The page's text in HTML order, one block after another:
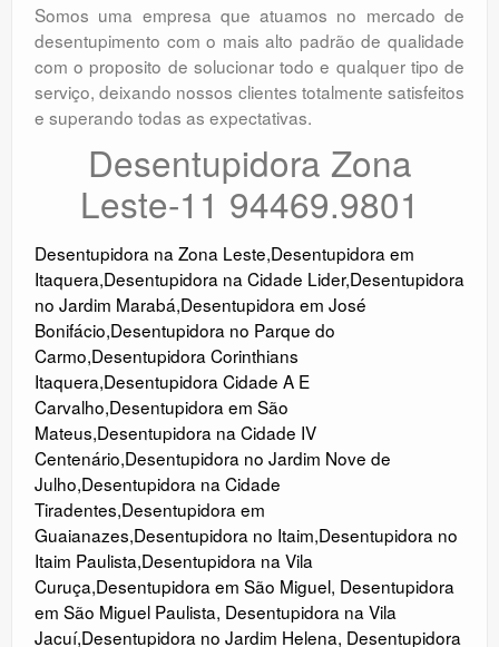
Somos uma empresa que atuamos no mercado de
desentupimento com o mais alto padrão de qualidade
com o proposito de solucionar todo e qualquer tipo de
serviço, deixando nossos clientes totalmente satisfeitos
e superando todas as expectativas.
Desentupidora Zona
Leste-11 94469.9801
Desentupidora na Zona Leste,Desentupidora em
Itaquera,Desentupidora na Cidade Lider,Desentupidora
no Jardim Marabá,Desentupidora em José
Bonifácio,Desentupidora no Parque do
Carmo,Desentupidora Corinthians
Itaquera,Desentupidora Cidade A E
Carvalho,Desentupidora em São
Mateus,Desentupidora na Cidade IV
Centenário,Desentupidora no Jardim Nove de
Julho,Desentupidora na Cidade
Tiradentes,Desentupidora em
Guaianazes,Desentupidora no Itaim,Desentupidora no
Itaim Paulista,Desentupidora na Vila
Curuça,Desentupidora em São Miguel, Desentupidora
em São Miguel Paulista, Desentupidora na Vila
Jacuí,Desentupidora no Jardim Helena, Desentupidora